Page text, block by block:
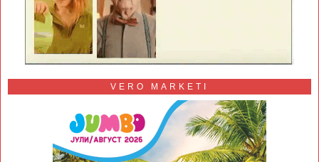
VERO MARKETI